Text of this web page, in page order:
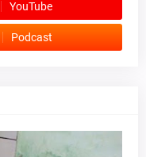
YouTube
Podcast